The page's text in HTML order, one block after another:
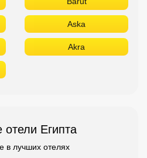
Aska
Akra
отели Египта
в лучших отелях